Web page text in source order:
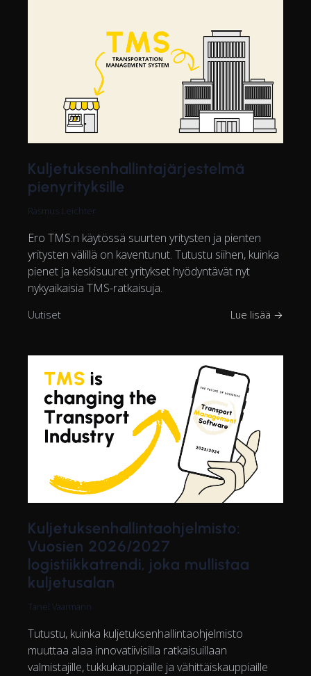
Kuljetuksenhallintajärjestelmä
pienyrityksille
Rasmus Leichter
Ero TMS:n käytössä suurten yritysten ja pienten
yritysten välillä on kaventunut. Tutustu siihen, kuinka
pienet ja keskisuuret yritykset hyödyntävät nyt
nykyaikaisia TMS-ratkaisuja.
Uutiset Lue lisää →
Kuljetuksenhallintaohjelmisto:
Vuosien 2026/2027
logistiikkatrendi, joka mullistaa
kuljetusalan
Tanel Vaarmann
Tutustu, kuinka kuljetuksenhallintaohjelmisto
muuttaa alaa innovatiivisilla ratkaisuillaan
valmistajille, tukkukauppiaille ja vähittäiskauppiaille